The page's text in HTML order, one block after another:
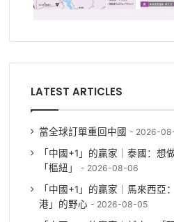
LATEST ARTICLES
當全球訂單重回中國 2026-
「中國+1」的贏家｜泰國：想
「樞紐」
2026-08-06
「中國+1」的贏家｜馬來西亞
港」的野心
2026-08-05